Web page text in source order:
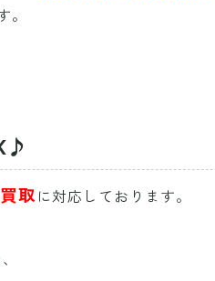
取に対応しております。